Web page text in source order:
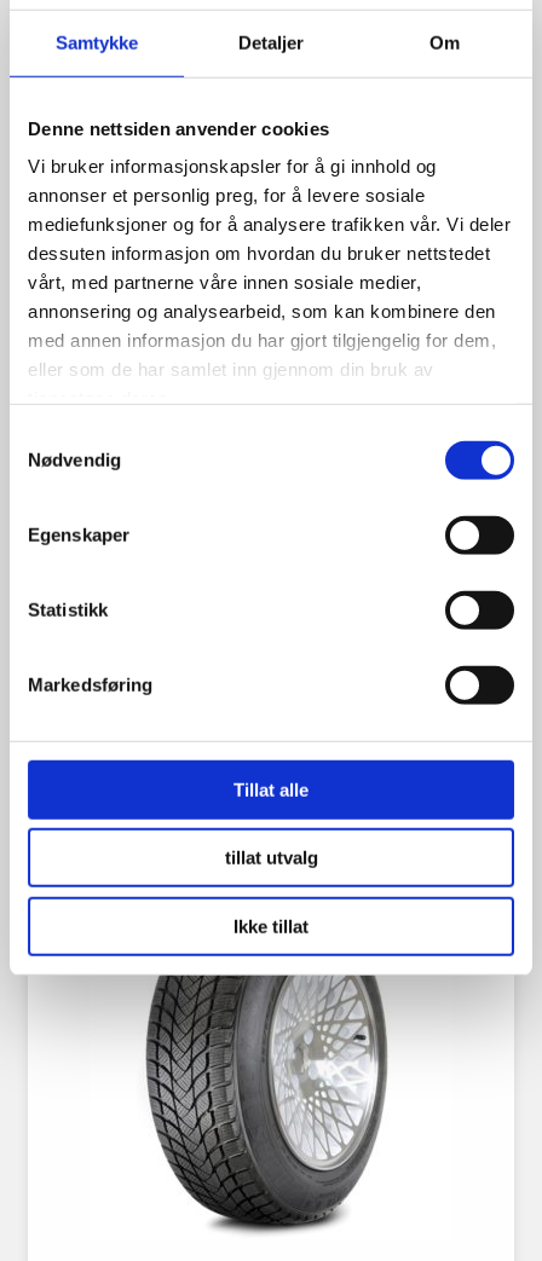
Samtykke Detaljer Om
Denne nettsiden anvender cookies
Vi bruker informasjonskapsler for å gi innhold og
annonser et personlig preg, for å levere sosiale
mediefunksjoner og for å analysere trafikken vår. Vi deler
dessuten informasjon om hvordan du bruker nettstedet
vårt, med partnerne våre innen sosiale medier,
annonsering og analysearbeid, som kan kombinere den
med annen informasjon du har gjort tilgjengelig for dem,
eller som de har samlet inn gjennom din bruk av
Nødvendig
Egenskaper
Statistikk
Markedsføring
Tillat alle
tillat utvalg
Ikke tillat
Nokian Hakkapeliitta 10
Se flere detaljer